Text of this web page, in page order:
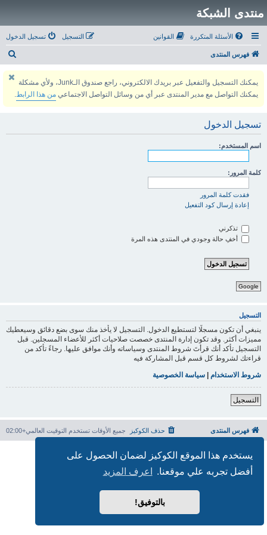
يستخدم هذا الموقع الكوكيز لضمان الحصول على
أفضل تجربه علي موقعنا.
اعرف المزيد
بالتوفيق!
منتدى الشبكة
الأسئلة المتكررة القوانين تسجيل الدخول التسجيل
فهرس المنتدى
يمكنك التسجيل والتفعيل عبر بريدك الالكتروني، راجع صندوق الـJunk، ولأي مشكلة
يمكنك التواصل مع مدير المنتدى عبر أي من وسائل التواصل الاجتماعي من هذا الرابط.
تسجيل الدخول
اسم المستخدم:
كلمة المرور:
فقدت كلمة المرور
إعادة إرسال كود التفعيل
تذكرني
أخفِ حالة وجودي في المنتدى هذه المرة
Google
التسجيل
ينبغي أن تكون مسجلًا لتستطيع الدخول. التسجيل لا يأخذ منك سوى بضع دقائق وسيعطيك
مميزات أكثر. وقد تكون إدارة المنتدى خصصت صلاحيات أكثر للأعضاء المسجلين. قبل
التسجيل تأكد أنك قرأتَ شروط المنتدى وسياساته وأنك موافق عليها. رجاءً تأكد من
قراءتك لشروط كل قسم قبل المشاركة فيه
شروط الاستخدام | سياسة الخصوصية
التسجيل
فهرس المنتدى جميع الأوقات تستخدم التوقيت العالمي+02:00 حذف الكوكيز
بدعم من phpBB
® Forum Software © phpBB Limited
الترجمة برعاية
المنتديات العربية
الخصوصية| الشروط